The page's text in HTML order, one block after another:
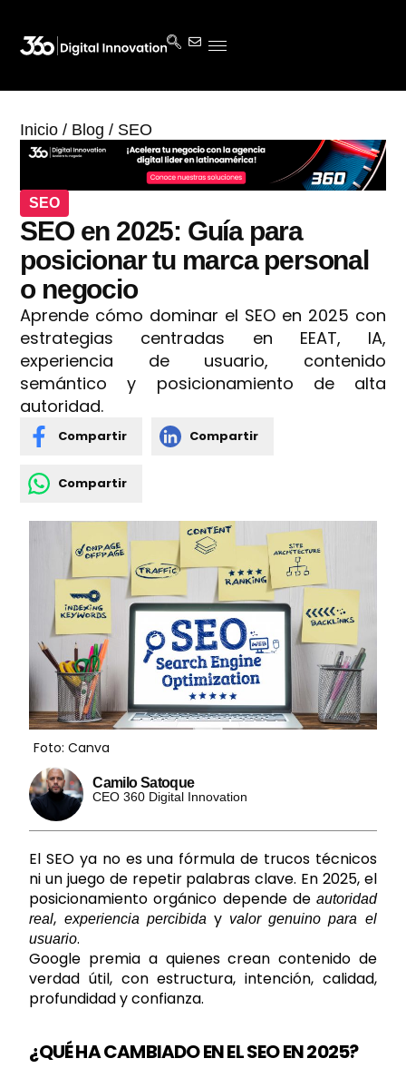
Inicio / Blog / SEO
SEO
SEO en 2025: Guía para
posicionar tu marca personal
o negocio
Aprende cómo dominar el SEO en 2025 con
estrategias centradas en EEAT, IA,
experiencia de usuario, contenido
semántico y posicionamiento de alta
autoridad.
Compartir Compartir
Compartir
Foto: Canva
Camilo Satoque
CEO 360 Digital Innovation
El SEO ya no es una fórmula de trucos técnicos
ni un juego de repetir palabras clave. En 2025, el
posicionamiento orgánico depende de autoridad
real, experiencia percibiday valor genuino para el
usuario.
Google premia a quienes crean contenido de
verdad útil, con estructura, intención, calidad,
profundidad y confianza.
¿QUÉ HA CAMBIADO EN EL SEO EN 2025?